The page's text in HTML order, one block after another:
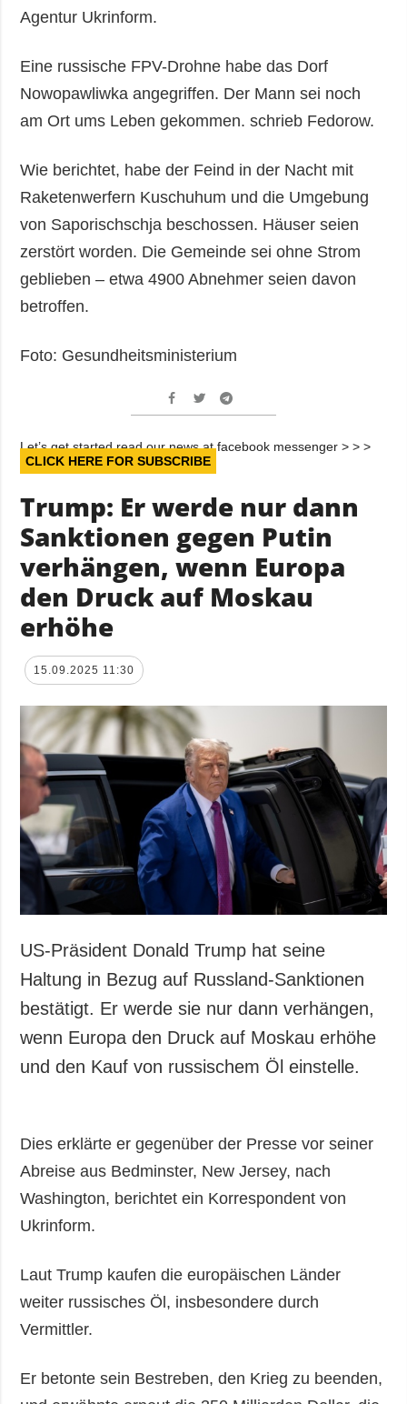
Agentur Ukrinform.
Eine russische FPV-Drohne habe das Dorf
Nowopawliwka angegriffen. Der Mann sei noch
am Ort ums Leben gekommen. schrieb Fedorow.
Wie berichtet, habe der Feind in der Nacht mit
Raketenwerfern Kuschuhum und die Umgebung
von Saporischschja beschossen. Häuser seien
zerstört worden. Die Gemeinde sei ohne Strom
geblieben – etwa 4900 Abnehmer seien davon
betroffen.
Foto: Gesundheitsministerium
Let’s get started read our news at facebook messenger > > >
CLICK HERE FOR SUBSCRIBE
Trump: Er werde nur dann
Sanktionen gegen Putin
verhängen, wenn Europa
den Druck auf Moskau
erhöhe
15.09.2025 11:30
US-Präsident Donald Trump hat seine
Haltung in Bezug auf Russland-Sanktionen
bestätigt. Er werde sie nur dann verhängen,
wenn Europa den Druck auf Moskau erhöhe
und den Kauf von russischem Öl einstelle.
Dies erklärte er gegenüber der Presse vor seiner
Abreise aus Bedminster, New Jersey, nach
Washington, berichtet ein Korrespondent von
Ukrinform.
Laut Trump kaufen die europäischen Länder
weiter russisches Öl, insbesondere durch
Vermittler.
Er betonte sein Bestreben, den Krieg zu beenden,